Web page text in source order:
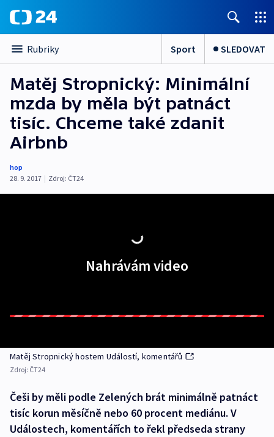
Rubriky Sport SLEDOVAT
Matěj Stropnický: Minimální
mzda by měla být patnáct
tisíc. Chceme také zdanit
Airbnb
hop
28. 9. 2017 | Zdroj: ČT24
Nahrávám video
Matěj Stropnický hostem Událostí, komentářů
Zdroj: ČT24
Češi by měli podle Zelených brát minimálně patnáct
tisíc korun měsíčně nebo 60 procent mediánu. V
Událostech, komentářích to řekl předseda strany